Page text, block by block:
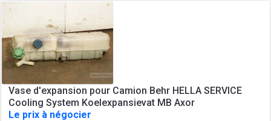
Vase d'expansion pour Camion Behr HELLA SERVICE
Cooling System Koelexpansievat MB Axor
Le prix à négocier